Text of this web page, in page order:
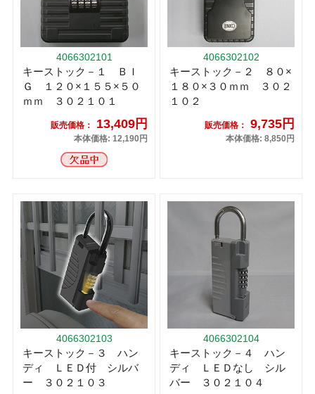
4066302101
キーストック－１ ＢＩ
Ｇ １２０×１５５×５０
ｍｍ ３０２１０１
販売価格： 13,409円
本体価格: 12,190円
4066302102
キーストック－２ ８０×
１８０×３０ｍｍ ３０２
１０２
販売価格： 9,735円
本体価格: 8,850円
4066302103
キーストック－３ ハン
ディ ＬＥＤ付 シルバ
ー ３０２１０３
4066302104
キーストック－４ ハン
ディ ＬＥＤなし シル
バー ３０２１０４